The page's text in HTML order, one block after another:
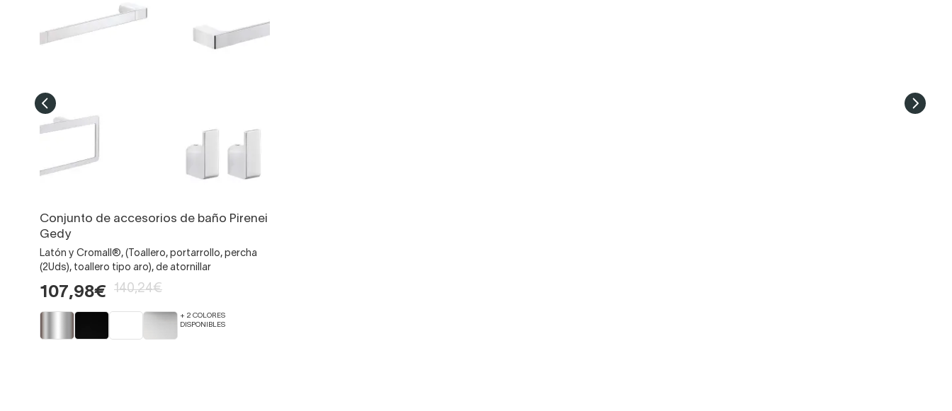
Conjunto de accesorios de baño Pirenei
Gedy
Latón y Cromall®, (Toallero, portarrollo, percha
(2Uds), toallero tipo aro), de atornillar
107,98€ 140,24€
+ 2 COLORES
DISPONIBLES